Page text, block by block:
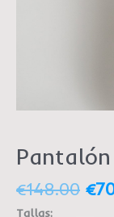
Pantalón
€148.00 €
Tallas: